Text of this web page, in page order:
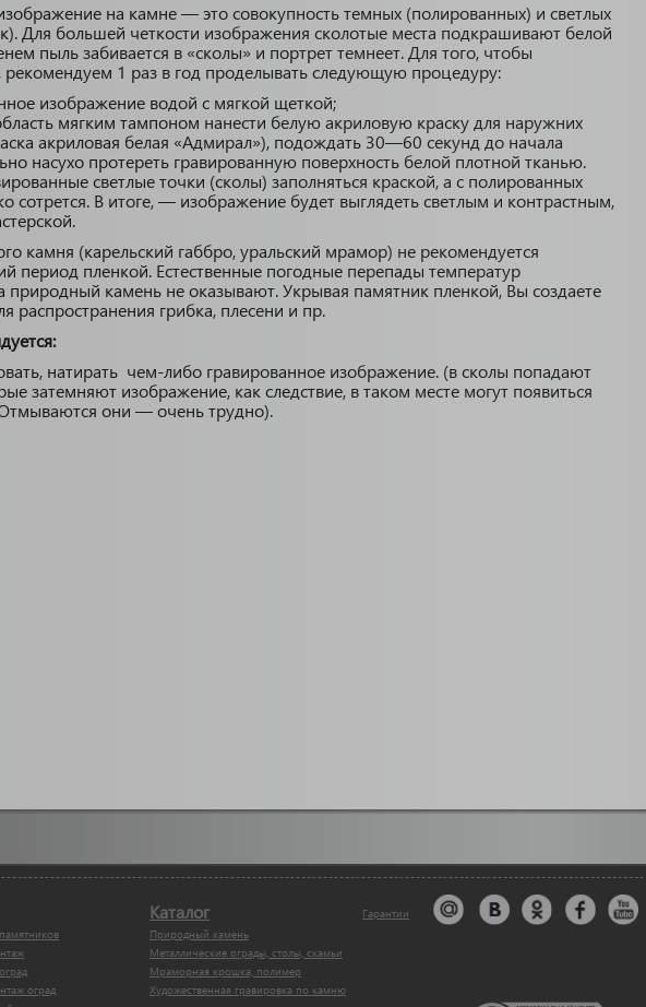
на камне — это совокупность темных (полированных) и светлых
Для большей четкости изображения сколотые места подкрашивают белой
пыль забивается в «сколы» и портрет темнеет. Для того, чтобы
рекомендуем 1 раз в год проделывать следующую процедуру:
изображение водой с мягкой щеткой;
мягким тампоном нанести белую акриловую краску для наружних
акриловая белая «Адмирал»), подождать 30—60 секунд до начала
насухо протереть гравированную поверхность белой плотной тканью.
светлые точки (сколы) заполняться краской, а с полированных
сотрется. В итоге, — изображение будет выглядеть светлым и контрастным,
камня (карельский габбро, уральский мрамор) не рекомендуется
период пленкой. Естественные погодные перепады температур
природный камень не оказывают. Укрывая памятник пленкой, Вы создаете
распространения грибка, плесени и пр.
натирать чем-либо гравированное изображение. (в сколы попадают
затемняют изображение, как следствие, в таком месте могут появиться
они — очень трудно).
оград
Каталог
Природный камень
Металлические ограды, столы, скамьи
Мраморная крошка, полимер
Художественная гравировка по камню
Гарантии